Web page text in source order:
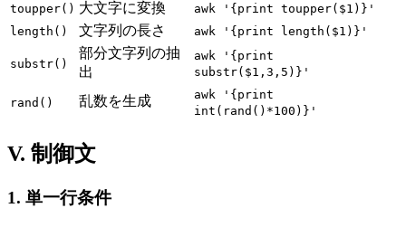
toupper() 大文字に変換
awk '{print toupper($1)}'
length()
文字列の長さ awk '{print length($1)}'
substr()
部分文字列の抽
出
awk '{print
substr($1,3,5)}'
rand() 乱数を生成
awk '{print
int(rand()*100)}'
V. 制御文
1. 単一行条件